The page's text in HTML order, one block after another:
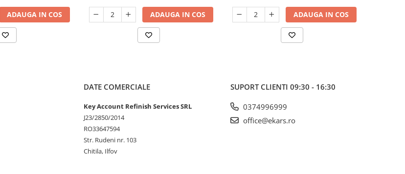
ADAUGA IN COS ADAUGA IN COS ADAUGA IN COS
DATE COMERCIALE
Key Account Refinish Services SRL
J23/2850/2014
RO33647594
Str. Rudeni nr. 103
Chitila, Ilfov
SUPORT CLIENTI 09:30 - 16:30
0374996999
office@ekars.ro